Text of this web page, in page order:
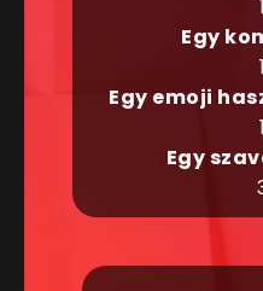
Egy
Egy emoji
Egy